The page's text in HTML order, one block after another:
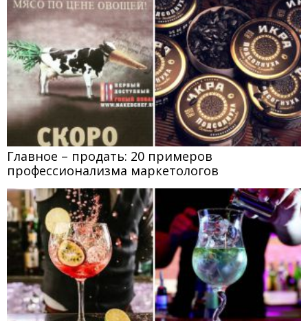
Главное – продать: 20 примеров
профессионализма маркетологов